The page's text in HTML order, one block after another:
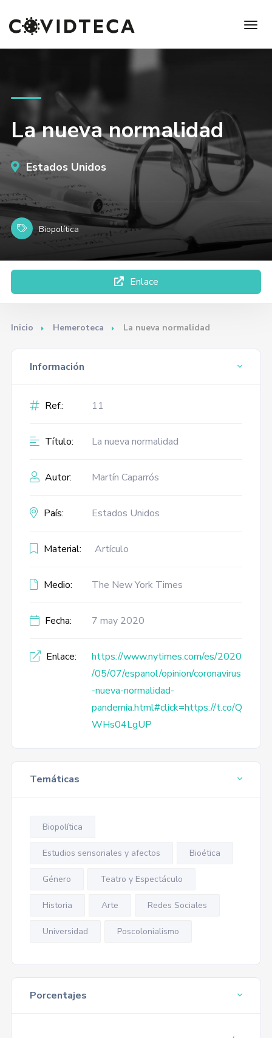
La nueva normalidad
Estados Unidos
Biopolítica
Enlace
Inicio Hemeroteca La nueva normalidad
Información
Ref.: 11
Título: La nueva normalidad
Autor: Martín Caparrós
País: Estados Unidos
Material: Artículo
Medio: The New York Times
Fecha: 7 may 2020
Enlace:
https://www.nytimes.com/es/2020
/05/07/espanol/opinion/coronavirus
-nueva-normalidad-
pandemia.html#click=https://t.co/Q
WHs04LgUP
Temáticas
Biopolítica
Estudios sensoriales y afectos Bioética
Género Teatro y Espectáculo
Historia Arte Redes Sociales
Universidad Poscolonialismo
Porcentajes